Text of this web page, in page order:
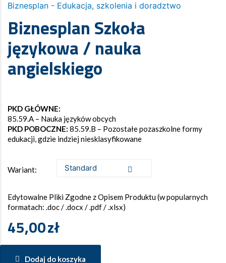
Biznesplan - Edukacja, szkolenia i doradztwo
Biznesplan Szkoła
językowa / nauka
angielskiego
PKD GŁÓWNE:
85.59.A – Nauka języków obcych
PKD POBOCZNE: 85.59.B – Pozostałe pozaszkolne formy
edukacji, gdzie indziej niesklasyfikowane
Wariant:
Edytowalne Pliki Zgodne z Opisem Produktu (w popularnych
formatach: .doc / .docx / .pdf / .xlsx)
45,00zł
Dodaj do koszyka